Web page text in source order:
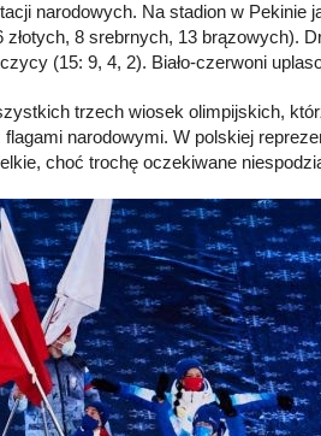
narodowych. Na stadion w
8 srebrnych, 13 brązowych).
(15: 9, 4, 2). Biało-czerwoni
trzech wiosek olimpijskich,
narodowymi. W polskiej
choć trochę oczekiwane